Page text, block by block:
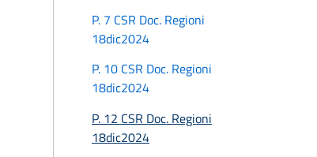
P. 7 CSR Doc. Regioni
18dic2024
P. 10 CSR Doc. Regioni
18dic2024
P. 12 CSR Doc. Regioni
18dic2024